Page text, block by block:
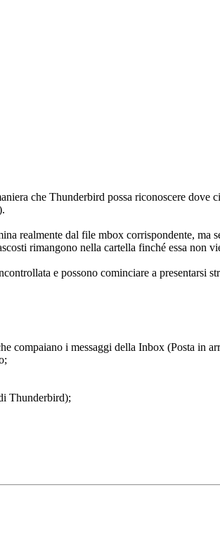
che Thunderbird possa riconoscere dove
realmente dal file mbox corrispondente, ma
rimangono nella cartella finché essa non
e possono cominciare a presentarsi
compaiano i messaggi della Inbox (Posta in
Thunderbird);